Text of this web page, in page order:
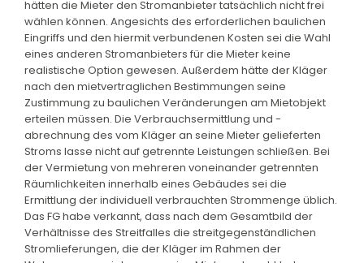
hätten die Mieter den Stromanbieter tatsächlich nicht frei
wählen können. Angesichts des erforderlichen baulichen
Eingriffs und den hiermit verbundenen Kosten sei die Wahl
eines anderen Stromanbieters für die Mieter keine
realistische Option gewesen. Außerdem hätte der Kläger
nach den mietvertraglichen Bestimmungen seine
Zustimmung zu baulichen Veränderungen am Mietobjekt
erteilen müssen. Die Verbrauchsermittlung und -
abrechnung des vom Kläger an seine Mieter gelieferten
Stroms lasse nicht auf getrennte Leistungen schließen. Bei
der Vermietung von mehreren voneinander getrennten
Räumlichkeiten innerhalb eines Gebäudes sei die
Ermittlung der individuell verbrauchten Strommenge üblich.
Das FG habe verkannt, dass nach dem Gesamtbild der
Verhältnisse des Streitfalles die streitgegenständlichen
Stromlieferungen, die der Kläger im Rahmen der